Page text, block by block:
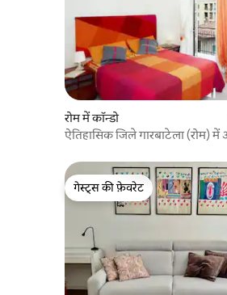
रोम में कॉन्डो
ऐतिहासिक जिले गारबाटेला (रोम) में
गेस्ट्स की फ़ेवरेट
गेस्ट्स की फ़ेवरेट